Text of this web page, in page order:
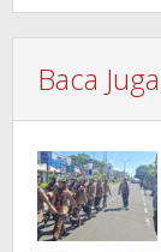
Baca Juga